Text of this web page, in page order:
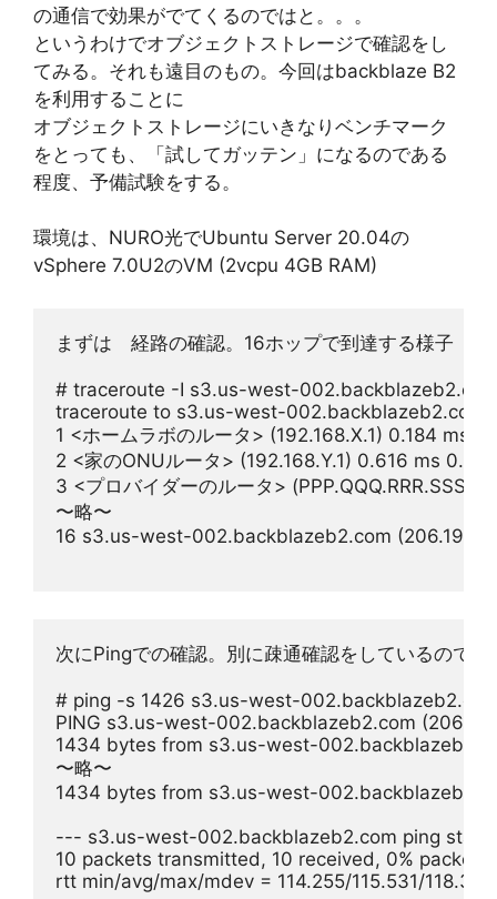
の通信で効果がでてくるのではと。。。
というわけでオブジェクトストレージで確認をし
てみる。それも遠目のもの。今回はbackblaze B2
を利用することに
オブジェクトストレージにいきなりベンチマーク
をとっても、「試してガッテン」になるのである
程度、予備試験をする。
環境は、NURO光でUbuntu Server 20.04の
vSphere 7.0U2のVM (2vcpu 4GB RAM)
まずは　経路の確認。16ホップで到達する様子
# traceroute -I s3.us-west-
traceroute to s3.us-west-002.backblazeb2.com
1 <ホームラボのルータ> (192.168.X.1) 0.184 ms
2 <家のONUルータ> (192.168.Y.1) 0.616 ms
3 <プロバイダーのルータ> (PPP.QQQ.RRR.SSS)
〜略〜
16 s3.us-west-002.backblazeb2.com
次にPingでの確認。別に疎通確認をしているので
# ping -s 1426 s3.us-west-
PING s3.us-west-002.backblazeb2.com
1434 bytes from s3.us-west-
〜略〜
1434 bytes from s3.us-west-
--- s3.us-west-002.backblazeb2.com ping
10 packets transmitted, 10 received, 0% packet
rtt min/avg/max/mdev = 114.255/115.531/